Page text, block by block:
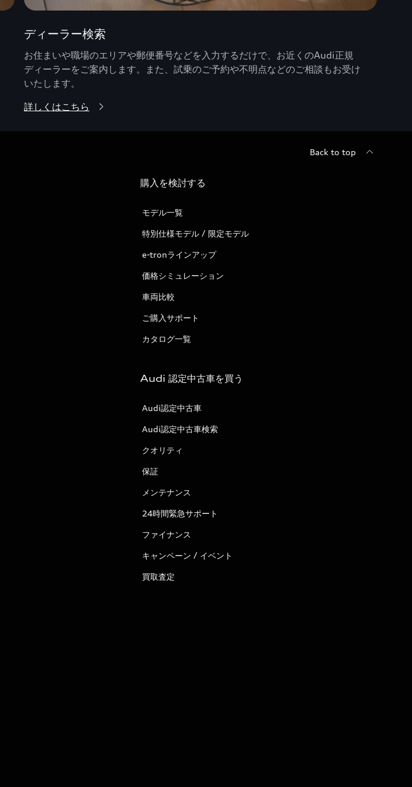
ディーラー検索
お住まいや職場のエリアや郵便番号などを入力するだけで、お近くのAudi正規
ディーラーをご案内します。また、試乗のご予約や不明点などのご相談もお受け
いたします。
詳しくはこちら
Back to top
購入を検討する
モデル一覧
特別仕様モデル / 限定モデル
e-tronラインアップ
価格シミュレーション
車両比較
ご購入サポート
カタログ一覧
Audi 認定中古車を買う
Audi認定中古車
Audi認定中古車検索
クオリティ
保証
メンテナンス
24時間緊急サポート
ファイナンス
キャンペーン / イベント
買取査定